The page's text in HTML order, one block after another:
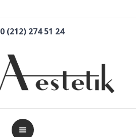
0 (212) 274 51 24